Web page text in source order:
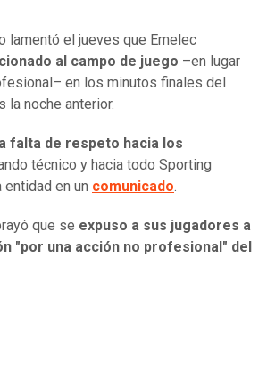
lamentó el jueves que Emelec
al campo de juego –en lugar
en los minutos finales del
la noche anterior.
falta de respeto hacia los
técnico y hacia todo Sporting
entidad en un comunicado.
que se expuso a sus jugadores a
"por una acción no profesional" del